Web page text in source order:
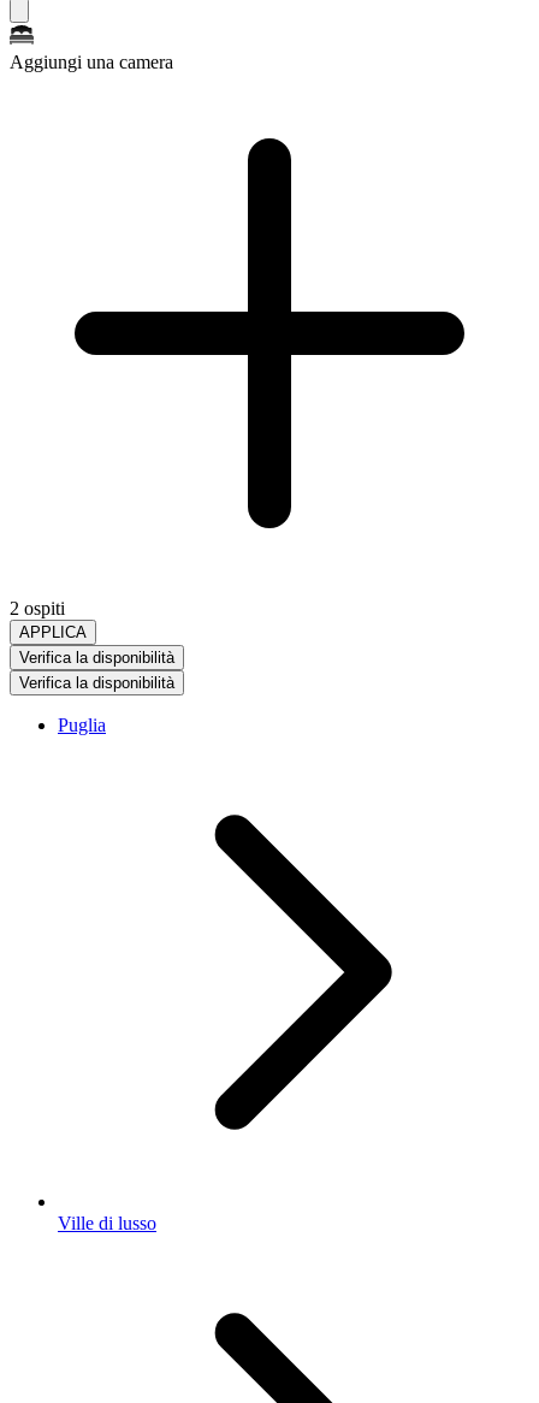
Aggiungi una camera
2 ospiti
APPLICA
Verifica la disponibilità
Verifica la disponibilità
Puglia
Ville di lusso